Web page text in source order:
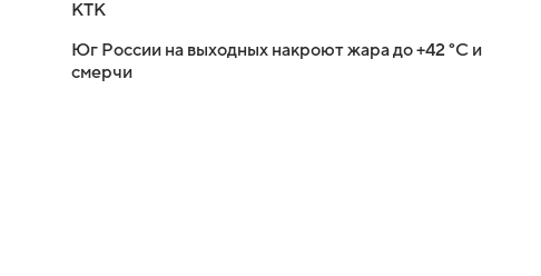
КТК
Юг России на выходных накроют жара до +42 °C и
смерчи